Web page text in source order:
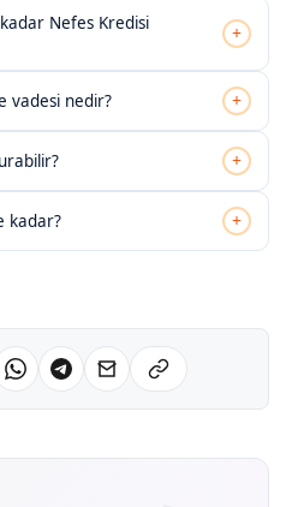
Nefes Kredisi
+
vadesi nedir? +
+
kadar? +